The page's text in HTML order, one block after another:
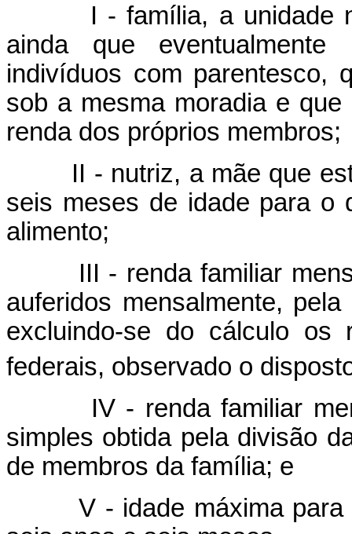
I - família, a unidade
ainda que
indivíduos com parentesco,
sob a mesma moradia e
renda dos próprios membros;
II - nutriz, a mãe que
seis meses de idade para o
alimento;
III - renda familiar
auferidos mensalmente,
excluindo-se do cálculo os
federais, observado o
IV - renda familiar
simples obtida pela divisão
de membros da família; e
V - idade máxima para